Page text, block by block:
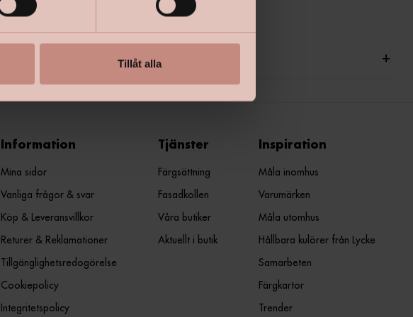
Tillåt alla
Specifikationer +
Information
Mina sidor
Vanliga frågor & svar
Köp & Leveransvillkor
Returer & Reklamationer
Tillgänglighetsredogörelse
Cookiepolicy
Integritetspolicy
Tjänster
Färgsättning
Fasadkollen
Våra butiker
Aktuellt i butik
Inspiration
Måla inomhus
Varumärken
Måla utomhus
Hållbara kulörer från Lycke
Samarbeten
Färgkartor
Trender